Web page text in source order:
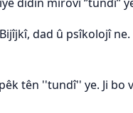
dad û psîkolojî
tên ''tundî'' ye. Ji bo